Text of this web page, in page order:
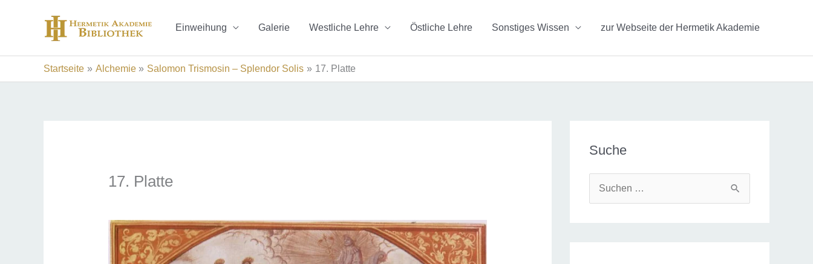
Einweihung Galerie Westliche Lehre Östliche Lehre Sonstiges Wissen zur Webseite der Hermetik Akademie
Startseite Alchemie Salomon Trismosin – Splendor Solis 17. Platte
17. Platte
Suche
u